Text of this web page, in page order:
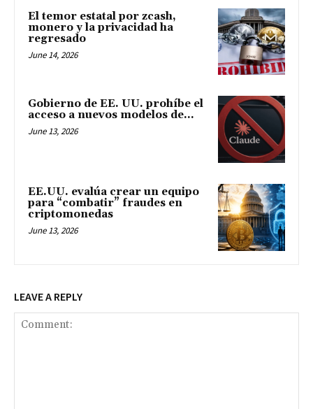
El temor estatal por zcash,
monero y la privacidad ha
regresado
June 14, 2026
Gobierno de EE. UU. prohíbe el
acceso a nuevos modelos de...
June 13, 2026
EE.UU. evalúa crear un equipo
para “combatir” fraudes en
criptomonedas
June 13, 2026
LEAVE A REPLY